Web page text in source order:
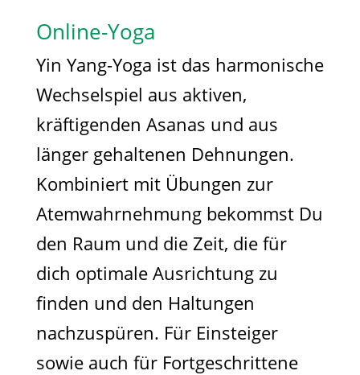
Online-Yoga
Yin Yang-Yoga ist das harmonische
Wechselspiel aus aktiven,
kräftigenden Asanas und aus
länger gehaltenen Dehnungen.
Kombiniert mit Übungen zur
Atemwahrnehmung bekommst Du
den Raum und die Zeit, die für
dich optimale Ausrichtung zu
finden und den Haltungen
nachzuspüren. Für Einsteiger
sowie auch für Fortgeschrittene